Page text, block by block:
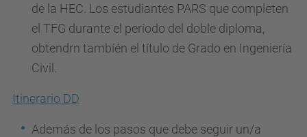
de la HEC. Los estudiantes PARS que completen
el TFG durante el período del doble diploma,
obtendrn tambíén el título de Grado en Ingeniería
Civil.
Itinerario DD
Además de los pasos que debe seguir un/a